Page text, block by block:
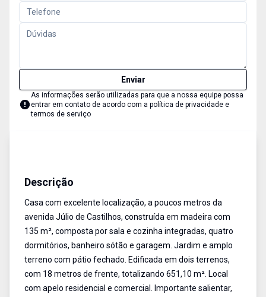
Enviar
As informações serão utilizadas para que a nossa equipe possa
entrar em contato de acordo com a política de privacidade e
termos de serviço
Descrição
Casa com excelente localização, a poucos metros da
avenida Júlio de Castilhos, construída em madeira com
135 m², composta por sala e cozinha integradas, quatro
dormitórios, banheiro sótão e garagem. Jardim e amplo
terreno com pátio fechado. Edificada em dois terrenos,
com 18 metros de frente, totalizando 651,10 m². Local
com apelo residencial e comercial. Importante salientar,